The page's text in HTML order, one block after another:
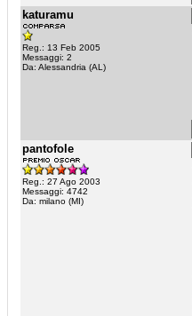
katuramu
Reg.: 13 Feb 2005
Messaggi: 2
Da: Alessandria (AL)
pantofole
Reg.: 27 Ago 2003
Messaggi: 4742
Da: milano (MI)